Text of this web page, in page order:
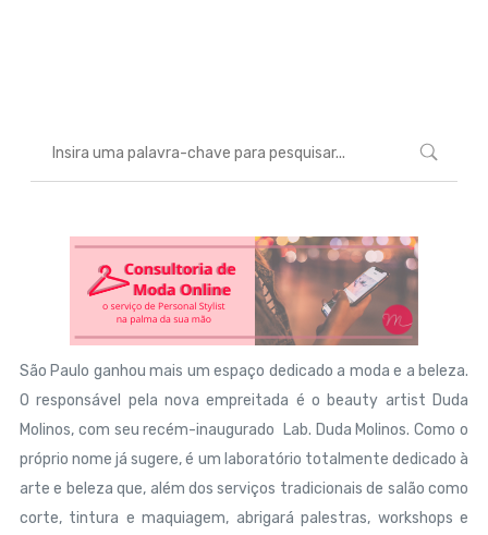
São Paulo ganhou mais um espaço dedicado a moda e a beleza.
O responsável pela nova empreitada é o beauty artist Duda
Molinos, com seu recém-inaugurado Lab. Duda Molinos. Como o
próprio nome já sugere, é um laboratório totalmente dedicado à
arte e beleza que, além dos serviços tradicionais de salão como
corte, tintura e maquiagem, abrigará palestras, workshops e